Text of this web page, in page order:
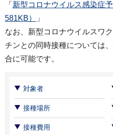
「 新型コロナウイルス感染症
581KB）
」
なお、新型コロナウイルスワ
チンとの同時接種については
合に可能です。
対象者
接種場所
接種費用